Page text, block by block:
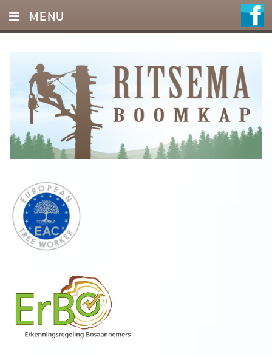
MENU
DIENSTEN
FOTO’S
REFERENTIES
OFFERTE
CONTACT